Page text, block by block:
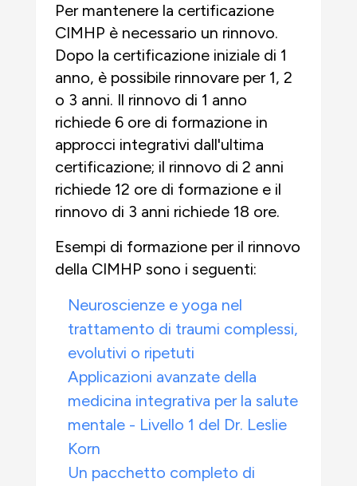
Per mantenere la certificazione
CIMHP è necessario un rinnovo.
Dopo la certificazione iniziale di 1
anno, è possibile rinnovare per 1, 2
o 3 anni. Il rinnovo di 1 anno
richiede 6 ore di formazione in
approcci integrativi dall'ultima
certificazione; il rinnovo di 2 anni
richiede 12 ore di formazione e il
rinnovo di 3 anni richiede 18 ore.
Esempi di formazione per il rinnovo
della CIMHP sono i seguenti:
Neuroscienze e yoga nel
trattamento di traumi complessi,
evolutivi o ripetuti
Applicazioni avanzate della
medicina integrativa per la salute
mentale - Livello 1 del Dr. Leslie
Korn
Un pacchetto completo di